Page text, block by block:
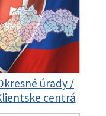
úrady /
centrá